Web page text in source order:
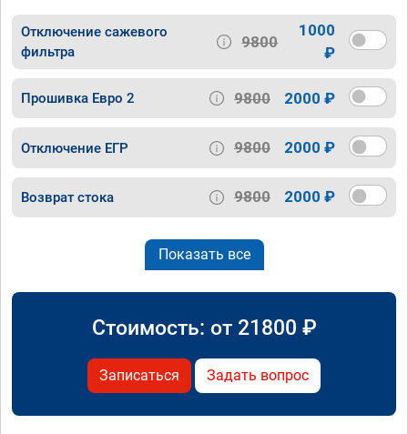
Отключение сажевого
фильтра
9800
1000
₽
Прошивка Евро 2 9800 2000 ₽
Отключение ЕГР 9800 2000 ₽
Возврат стока 9800 2000 ₽
Показать все
Стоимость: от 21800 ₽
Записаться Задать вопрос